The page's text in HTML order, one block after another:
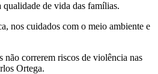
de vida das famílias.
nos cuidados com o meio ambiente e
não correrem riscos de violência nas
Ortega.